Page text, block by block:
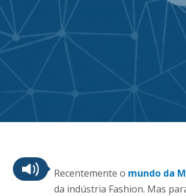
Recentemente o mundo da
da indústria Fashion. Mas